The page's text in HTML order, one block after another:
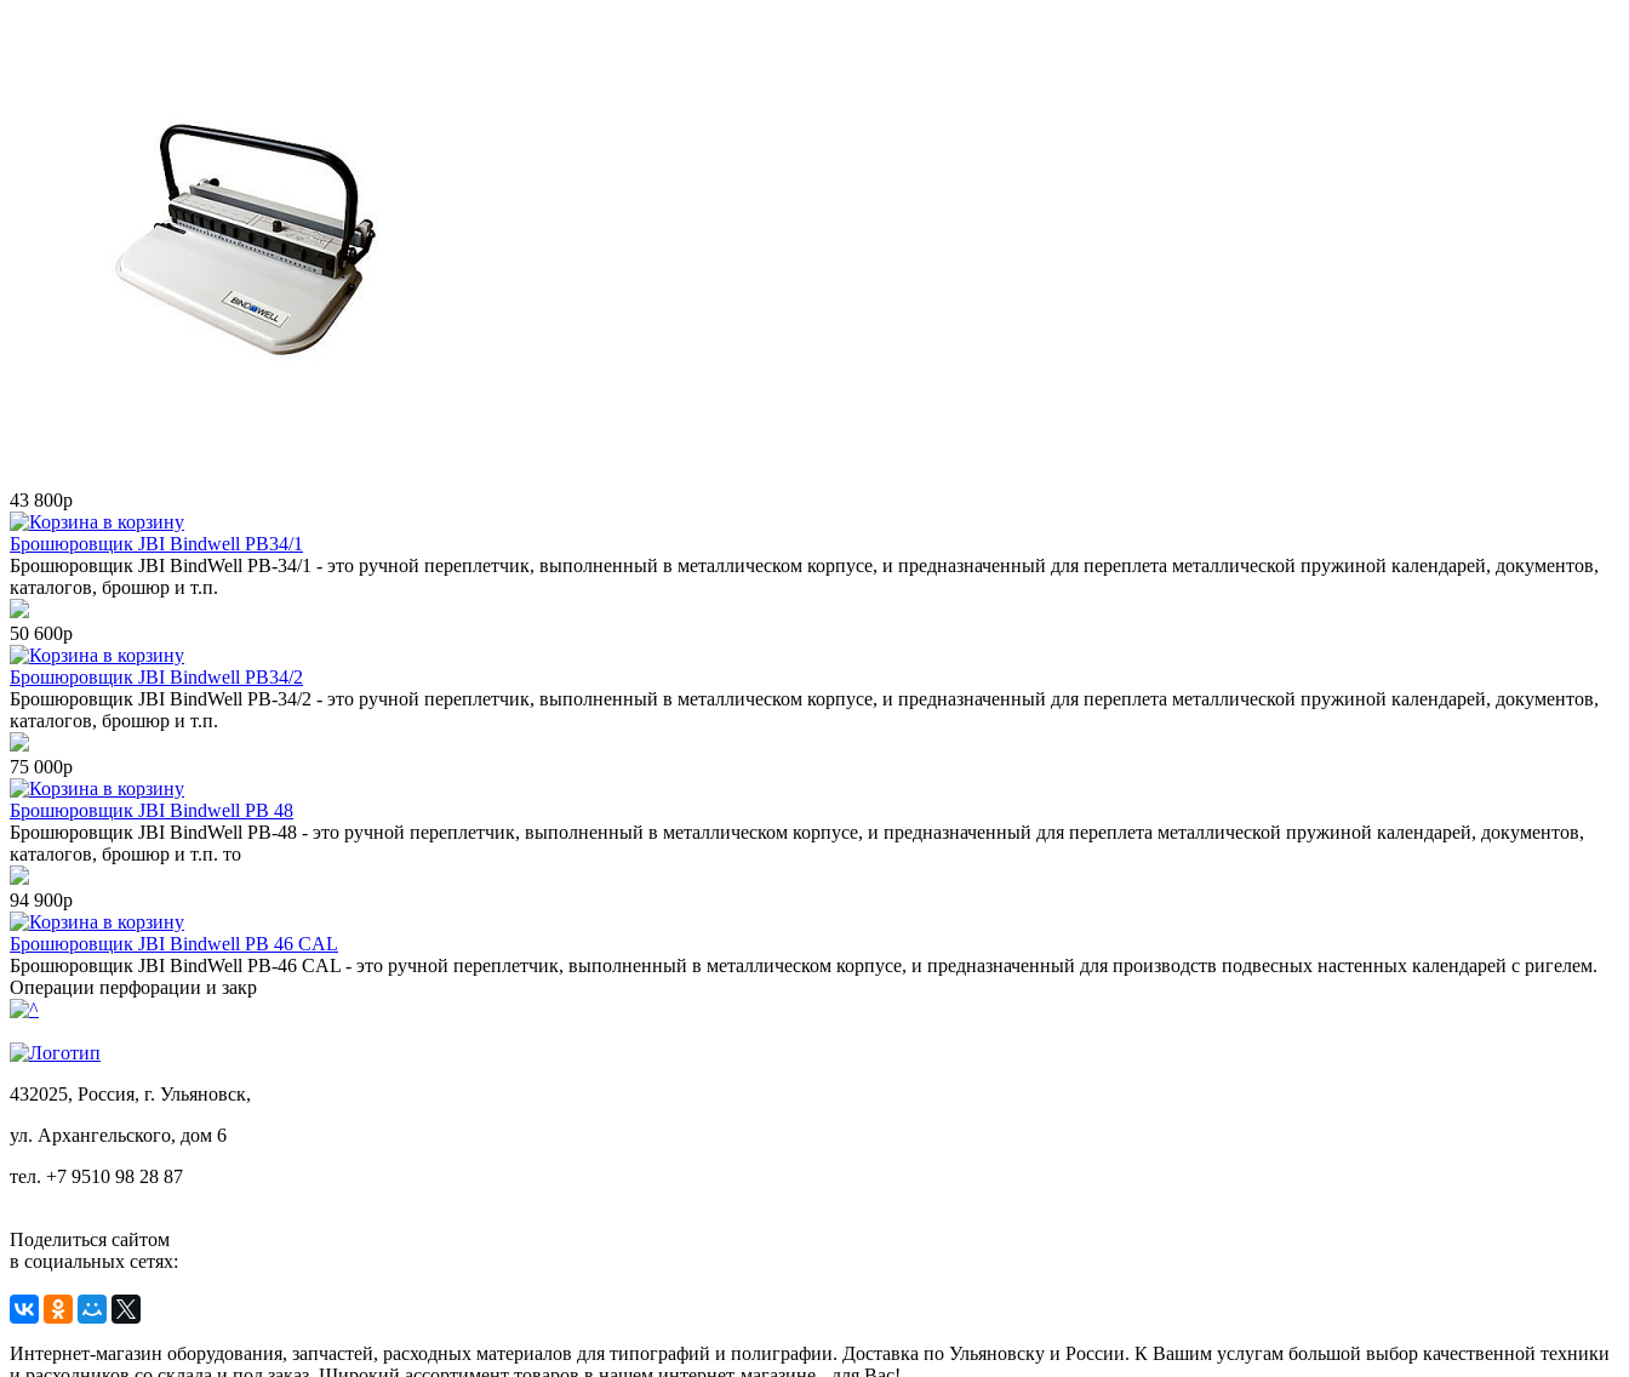
43 800р
в корзину
Брошюровщик JBI Bindwell PB34/1
Брошюровщик JBI BindWell PB-34/1 - это ручной переплетчик, выполненный в металлическом корпусе, и предназначенный для переплета металлической пружиной календарей, документов,
каталогов, брошюр и т.п.
50 600р
в корзину
Брошюровщик JBI Bindwell PB34/2
Брошюровщик JBI BindWell PB-34/2 - это ручной переплетчик, выполненный в металлическом корпусе, и предназначенный для переплета металлической пружиной календарей, документов,
каталогов, брошюр и т.п.
75 000р
в корзину
Брошюровщик JBI Bindwell PB 48
Брошюровщик JBI BindWell PB-48 - это ручной переплетчик, выполненный в металлическом корпусе, и предназначенный для переплета металлической пружиной календарей, документов,
каталогов, брошюр и т.п. то
94 900р
в корзину
Брошюровщик JBI Bindwell PB 46 CAL
Брошюровщик JBI BindWell PB-46 CAL - это ручной переплетчик, выполненный в металлическом корпусе, и предназначенный для производств подвесных настенных календарей с ригелем.
Операции перфорации и закр
432025, Россия, г. Ульяновск,
ул. Архангельского, дом 6
тел. +7 9510 98 28 87
Поделиться сайтом
в социальных сетях:
Интернет-магазин оборудования, запчастей, расходных материалов для типографий и полиграфии. Доставка по Ульяновску и России. К Вашим услугам большой выбор качественной техники